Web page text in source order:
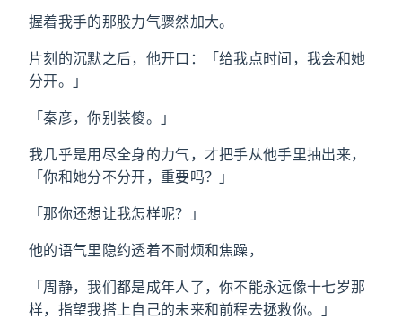
握着我手的那股力气骤然加大。
片刻的沉默之后，他开口：「给我点时间，我会和她
分开。」
「秦彦，你别装傻。」
我几乎是用尽全身的力气，才把手从他手里抽出来，
「你和她分不分开，重要吗？」
「那你还想让我怎样呢？」
他的语气里隐约透着不耐烦和焦躁，
「周静，我们都是成年人了，你不能永远像十七岁那
样，指望我搭上自己的未来和前程去拯救你。」